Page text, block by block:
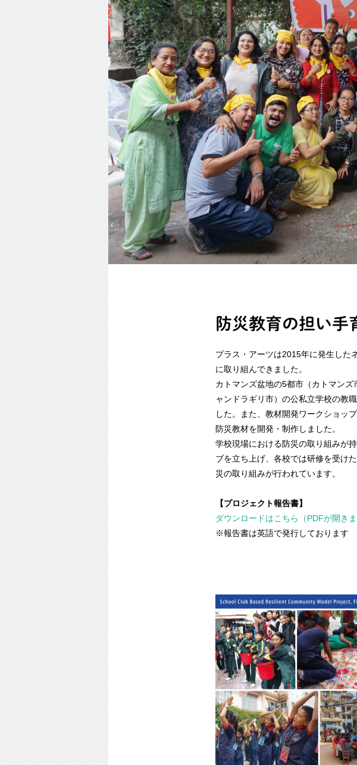
防災教育の担い手
プラス・アーツは2015年に発生した
に取り組んできました。
カトマンズ盆地の5都市（カトマン
ャンドラギリ市）の公私立学校の教
した。また、教材開発ワークショッ
防災教材を開発・制作しました。
学校現場における防災の取り組みが
ブを立ち上げ、各校では研修を受け
災の取り組みが行われています。
【プロジェクト報告書】
ダウンロードはこちら（PDFが開きま
※報告書は英語で発行しております